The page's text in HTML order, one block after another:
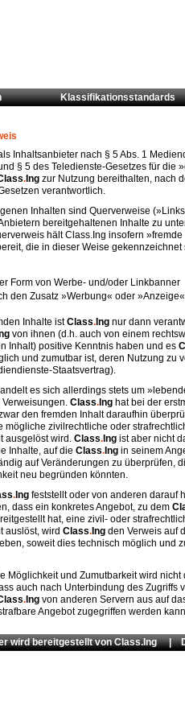
Klassifikationsstandards
Inhaltsanbieter nach § 5 Abs. 1
§ 5 des Teledienste-Gesetzes für die
. Ing zur Nutzung bereithalten, nach
verantwortlich.
Inhalten sind Querverweise
bereitgehaltenen Inhalte zu
hält Class.Ing insofern »fremde
die in dieser Weise gekennzeichnet
Form von Werbe- und/oder Linkbanner
den Zusatz »Werbung« oder »Anzeige«
Inhalte istClass. Ing nur dann
von ihnen (d.h. auch von einem
Inhalt) positive Kenntnis haben und es
und zumutbar ist, deren Nutzung zu
Staatsvertrag).
es sich allerdings stets um
Class. Ing hat bei der
den fremden Inhalt daraufhin
mögliche zivilrechtliche oder
ausgelöst wird. Class. Ing ist aber nicht
Inhalte, auf die Class. Ing in seinem
auf Veränderungen zu überprüfen,
neu begründen könnten.
. Ing feststellt oder von anderen darauf
dass ein konkretes Angebot, zu dem
hat, eine zivil- oder
auslöst, wird Class. Ing den Verweis auf
soweit dies technisch möglich und
Möglichkeit und Zumutbarkeit wird nicht
auch nach Unterbindung des Zugriffs
. Ing von anderen Servern aus auf
Angebot zugegriffen werden
wird bereitgestellt vonClass.Ing|